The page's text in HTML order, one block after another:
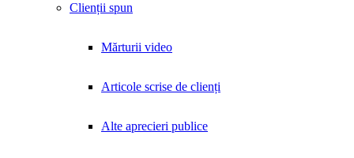
Clienții spun
Mărturii video
Articole scrise de clienți
Alte aprecieri publice